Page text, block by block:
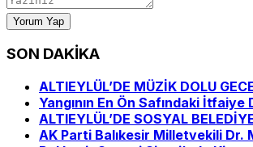
Yorum Yap
SON DAKİKA
ALTIEYLÜL’DE MÜZİK DOLU
Yangının En Ön Safındaki İtfaiye
ALTIEYLÜL’DE SOSYAL
AK Parti Balıkesir Milletvekili Dr.